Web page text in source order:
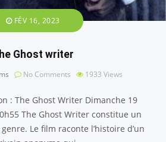
FÉV 16, 2023
Ghost writer
No Comments 1933 Views
: The Ghost Writer Dimanche 19
The Ghost Writer constitue un
Le film raconte l’histoire d’un